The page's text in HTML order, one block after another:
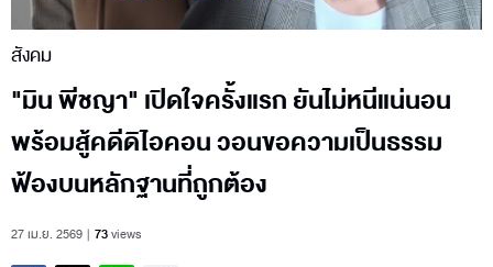
สังคม
"มิน พีชญา" เปิดใจครั้งแรก ยันไม่หนีแน่นอน
พร้อมสู้คดีดิไอคอน วอนขอความเป็นธรรม
ฟ้องบนหลักฐานที่ถูกต้อง
27 เม.ย. 2569 73views